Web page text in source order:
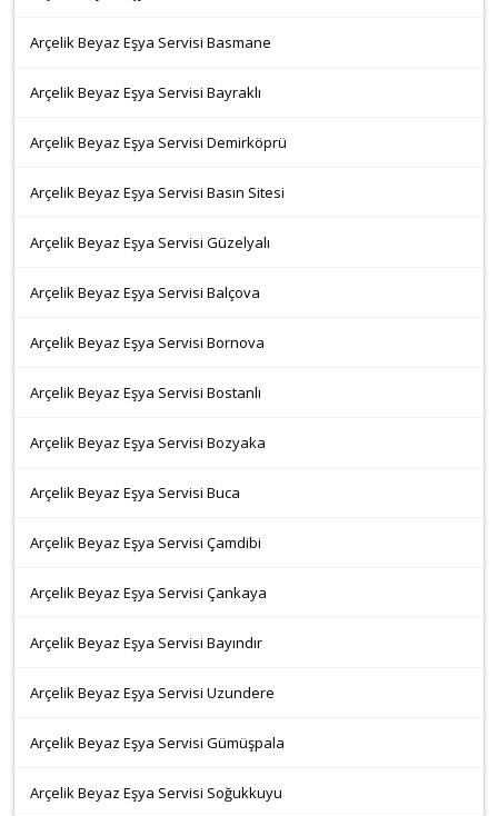
Arçelik Beyaz Eşya Servisi Basmane
Arçelik Beyaz Eşya Servisi Bayraklı
Arçelik Beyaz Eşya Servisi Demirköprü
Arçelik Beyaz Eşya Servisi Basın Sitesi
Arçelik Beyaz Eşya Servisi Güzelyalı
Arçelik Beyaz Eşya Servisi Balçova
Arçelik Beyaz Eşya Servisi Bornova
Arçelik Beyaz Eşya Servisi Bostanlı
Arçelik Beyaz Eşya Servisi Bozyaka
Arçelik Beyaz Eşya Servisi Buca
Arçelik Beyaz Eşya Servisi Çamdibi
Arçelik Beyaz Eşya Servisi Çankaya
Arçelik Beyaz Eşya Servisi Bayındır
Arçelik Beyaz Eşya Servisi Uzundere
Arçelik Beyaz Eşya Servisi Gümüşpala
Arçelik Beyaz Eşya Servisi Soğukkuyu